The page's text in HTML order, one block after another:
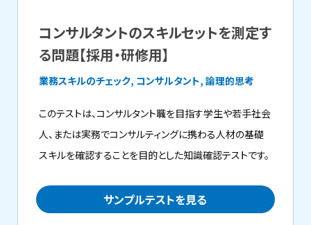
コンサルタントのスキルセットを測定す
る問題【採用・研修用】
業務スキルのチェック, コンサルタント, 論理的思考
このテストは、コンサルタント職を目指す学生や若手社会
人、または実務でコンサルティングに携わる人材の基礎
スキルを確認することを目的とした知識確認テストです。
サンプルテストを見る